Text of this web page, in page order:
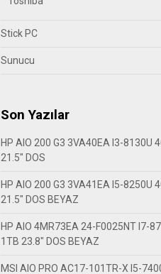
Stick PC
Sunucu
Son Yazılar
HP AIO 200 G3 3VA40EA I3-8130U
21.5″ DOS
HP AIO 200 G3 3VA41EA I5-8250U
21.5″ DOS BEYAZ
HP AIO 4MR73EA 24-F0025NT I7-
1TB 23.8″ DOS BEYAZ
MSI AIO PRO AC17-101TR-X I5-